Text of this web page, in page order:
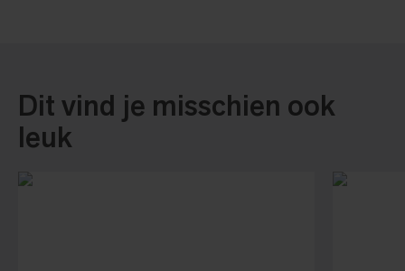
Dit vind je misschien ook
leuk